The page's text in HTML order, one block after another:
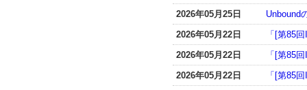
2026年05月25日
Unbound
2026年05月22日
「[第85
2026年05月22日
「[第85
2026年05月22日
「[第85